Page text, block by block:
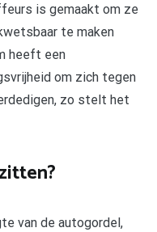
is gemaakt om ze
te maken
heeft een
om zich tegen
zo stelt het
van de autogordel,